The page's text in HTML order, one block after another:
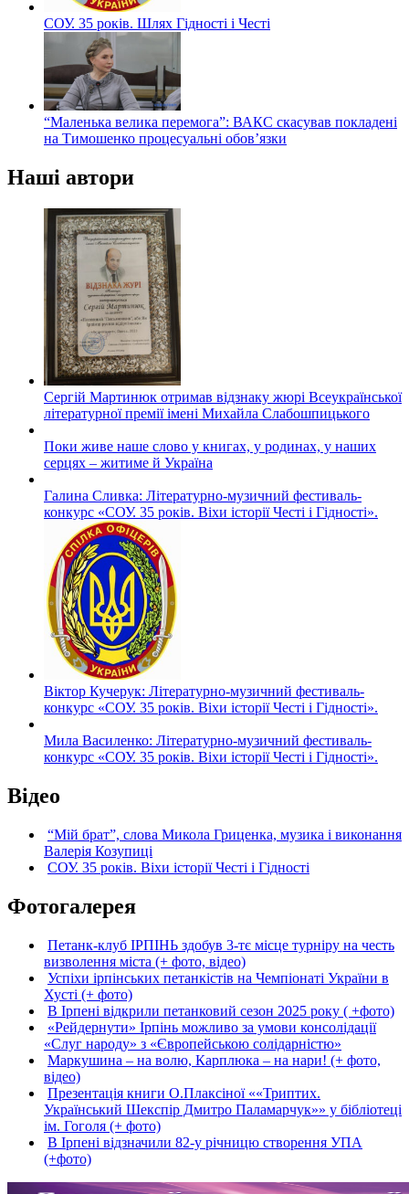
СОУ. 35 років. Шлях Гідності і Честі
“Маленька велика перемога”: ВАКС скасував покладені
на Тимошенко процесуальні обов’язки
Наші автори
Сергій Мартинюк отримав відзнаку жюрі Всеукраїнської
літературної премії імені Михайла Слабошпицького
Поки живе наше слово у книгах, у родинах, у наших
серцях – житиме й Україна
Галина Сливка: Літературно-музичний фестиваль-
конкурс «СОУ. 35 років. Віхи історії Честі і Гідності».
Віктор Кучерук: Літературно-музичний фестиваль-
конкурс «СОУ. 35 років. Віхи історії Честі і Гідності».
Мила Василенко: Літературно-музичний фестиваль-
конкурс «СОУ. 35 років. Віхи історії Честі і Гідності».
Відео
“Мій брат”, слова Микола Гриценка, музика і виконання
Валерія Козупиці
СОУ. 35 років. Віхи історії Честі і Гідності
Фотогалерея
Петанк-клуб ІРПІНЬ здобув 3-тє місце турніру на честь
визволення міста (+ фото, відео)
Успіхи ірпінських петанкістів на Чемпіонаті України в
Хусті (+ фото)
В Ірпені відкрили петанковий сезон 2025 року ( +фото)
«Рейдернути» Ірпінь можливо за умови консолідації
«Слуг народу» з «Європейською солідарністю»
Маркушина – на волю, Карплюка – на нари! (+ фото,
відео)
Презентація книги О.Плаксіної ««Триптих.
Український Шекспір Дмитро Паламарчук»» у бібліотеці
ім. Гоголя (+ фото)
В Ірпені відзначили 82-у річницю створення УПА
(+фото)